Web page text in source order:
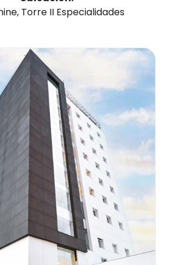
Torre II Especialidades